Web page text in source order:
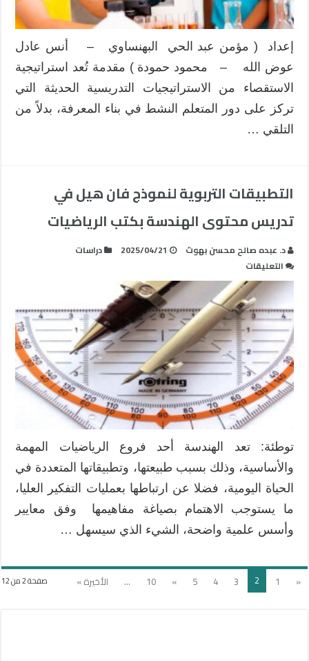
إعداد ( مؤمن عبد الحي البهنساوي – أنس عادل
عوض الله – محمود حمودة ) مقدمة تُعد استراتيجية
الاستقصاء من الاستراتيجيات التدريسية الحديثة التي
تركز على دور المتعلم النشط في بناء المعرفة، بدلاً من
التلقي …
التطبيقات التربوية لنموذج فان هيل في
تدريس محتوى الهندسة بكتب الرياضيات
د. عبده صالح محسن بهوث 2025/04/21
دراسات
التعليقات
التطبيقات
التربوية
لنموذج
فان
هيل
في
تدريس
محتوى
الهندسة
بكتب
الرياضيات
مغلقة
توطئة: تعد الهندسة أحد فروع الرياضيات المهمة
والأساسية، وذلك بسبب طبيعتها، وتطبيقاتها المتعددة في
الحياة اليومية، فضلا عن ارتباطها بعمليات التفكير العليا،
ما يستوجب الاهتمام بصياغة مفاهيمها وفق معايير
وأسس علمية واضحة، الشيء الذي سيسهل …
صفحة 2 من 12 «
1
2
3
4
5
»
10
... الأخيرة »